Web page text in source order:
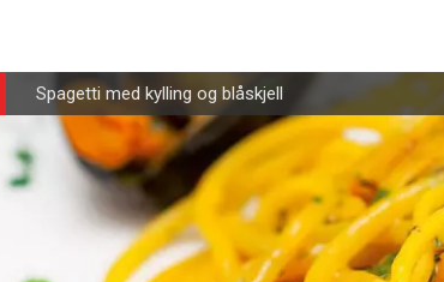
Spagetti med kylling og blåskjell